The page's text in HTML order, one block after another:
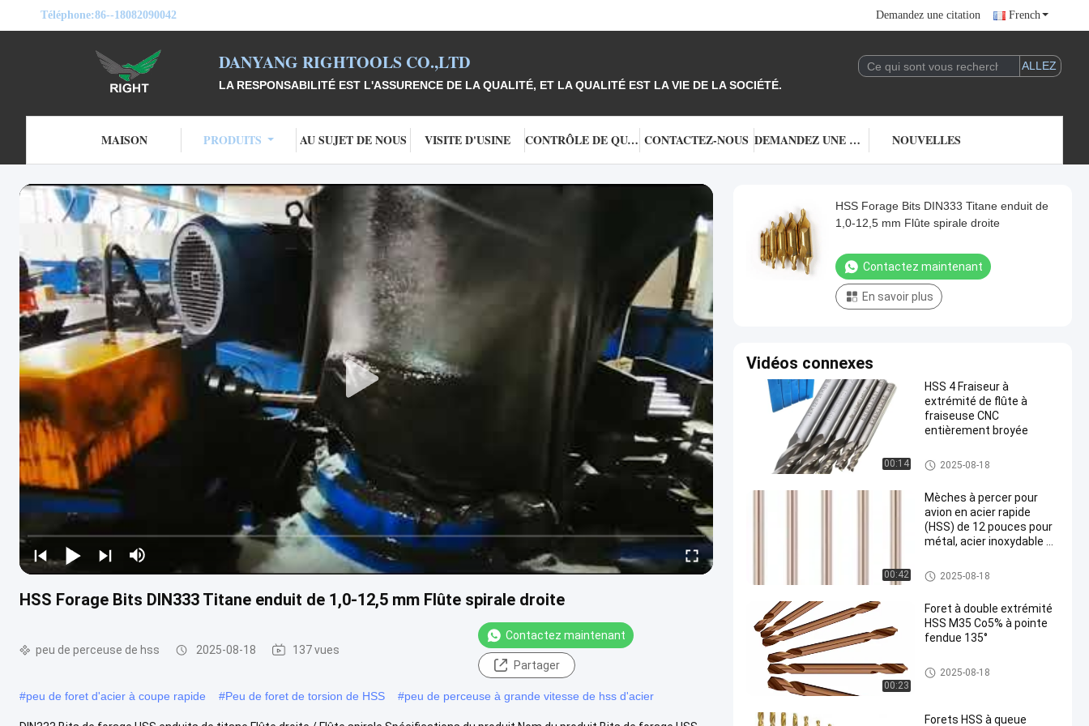
Téléphone:86--18082090042 Demandez une citation French
DANYANG RIGHTOOLS CO.,LTD
LA RESPONSABILITÉ EST L'ASSURENCE DE LA QUALITÉ, ET LA QUALITÉ EST LA VIE DE LA SOCIÉTÉ.
MAISON PRODUITS AU SUJET DE NOUS VISITE D'USINE CONTRÔLE DE QUALITÉ CONTACTEZ-NOUS DEMANDEZ UNE CITATION NOUVELLES
HSS Forage Bits DIN333 Titane enduit de 1,0-12,5 mm Flûte spirale droite
peu de perceuse de hss 2025-08-18 137 vues
Contactez maintenant
Partager
#peu de foret d'acier à coupe rapide #Peu de foret de torsion de HSS #peu de perceuse à grande vitesse de hss d'acier
HSS Forage Bits DIN333 Titane enduit de
1,0-12,5 mm Flûte spirale droite
Contactez maintenant
En savoir plus
Vidéos connexes
00:14
HSS 4 Fraiseur à
extrémité de flûte à
fraiseuse CNC
entièrement broyée
peu de perceuse de hss
2025-08-18
00:42
Mèches à percer pour
avion en acier rapide
(HSS) de 12 pouces pour
métal, acier inoxydable et
peu de perceuse de hss
2025-08-18
00:23
Foret à double extrémité
HSS M35 Co5% à pointe
fendue 135°
peu de perceuse de hss
2025-08-18
Forets HSS à queue